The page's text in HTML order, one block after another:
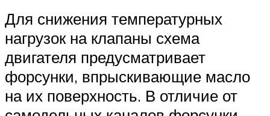
Для снижения температурных
нагрузок на клапаны схема
двигателя предусматривает
форсунки, впрыскивающие масло
на их поверхность. В отличие от